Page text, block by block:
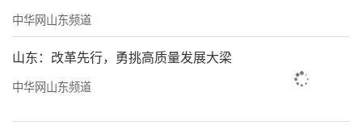
中华网山东频道
山东：改革先行，勇挑高质量发展大梁
中华网山东频道